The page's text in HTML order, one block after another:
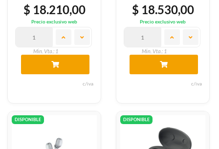
$ 18.210,00
Precio exclusivo web
Min. Vta.: 1
c/iva
$ 18.530,00
Precio exclusivo web
Min. Vta.: 1
c/iva
DISPONIBLE DISPONIBLE